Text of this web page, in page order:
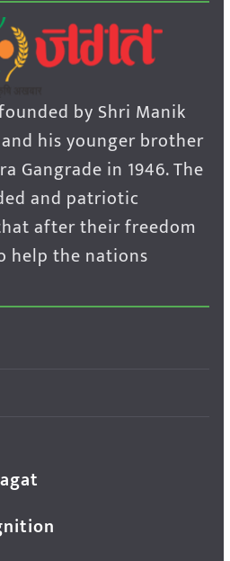
by Shri Manik
his younger brother
Gangrade in 1946. The
and patriotic
after their freedom
help the nations